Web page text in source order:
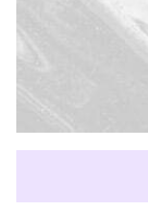
7 K-dramas
to Lovers